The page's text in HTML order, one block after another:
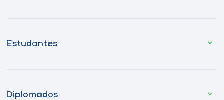
Estudantes
Diplomados